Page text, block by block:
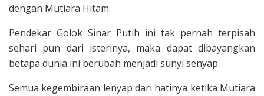
dengan Mutiara Hitam.
Pendekar Golok Sinar Putih ini tak pernah terpisah
sehari pun dari isterinya, maka dapat dibayangkan
betapa dunia ini berubah menjadi sunyi senyap.
Semua kegembiraan lenyap dari hatinya ketika Mutiara